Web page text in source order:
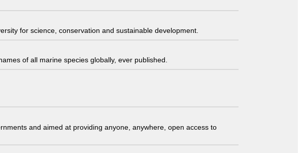
for science, conservation and sustainable development.
of all marine species globally, ever published.
and aimed at providing anyone, anywhere, open access to